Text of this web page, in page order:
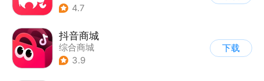
4.7
抖音商城
综合商城
3.9
下载